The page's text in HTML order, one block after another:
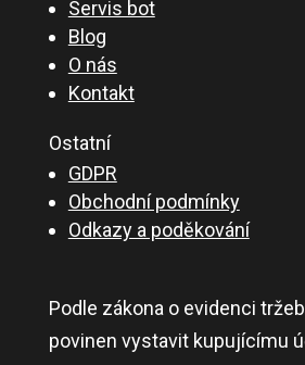
Servis bot
Blog
O nás
Kontakt
Ostatní
GDPR
Obchodní podmínky
Odkazy a poděkování
Podle zákona o evidenci
povinen vystavit kupujícímu